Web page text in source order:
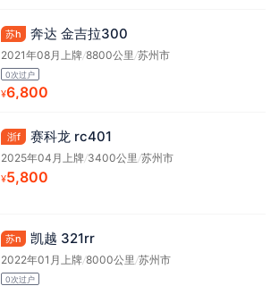
苏h 奔达 金吉拉300
2021年08月上牌/8800公里/苏州市
0次过户
¥6,800
浙f 赛科龙 rc401
2025年04月上牌/3400公里 /苏州市
¥5,800
苏n 凯越 321rr
2022年01月上牌/8000公里 /苏州市
0次过户